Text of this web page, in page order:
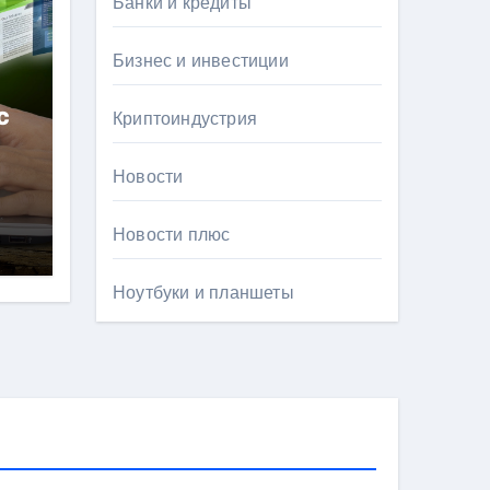
Бизнес и инвестиции
Криптоиндустрия
Новости
Новости плюс
Ноутбуки и планшеты